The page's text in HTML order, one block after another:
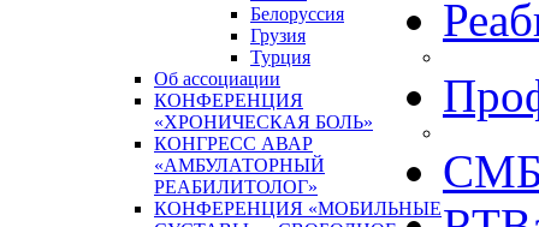
Белоруссия
Грузия
Турция
Об ассоциации
КОНФЕРЕНЦИЯ
«ХРОНИЧЕСКАЯ БОЛЬ»
КОНГРЕСС АВАР
«АМБУЛАТОРНЫЙ
РЕАБИЛИТОЛОГ»
КОНФЕРЕНЦИЯ «МОБИЛЬНЫЕ